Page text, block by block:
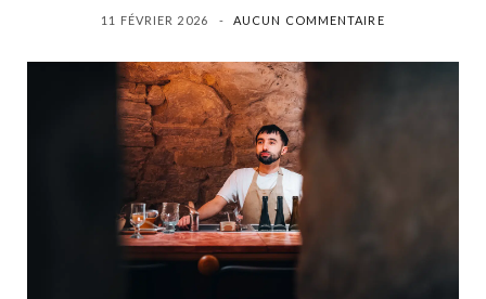
11 FÉVRIER 2026 AUCUN COMMENTAIRE